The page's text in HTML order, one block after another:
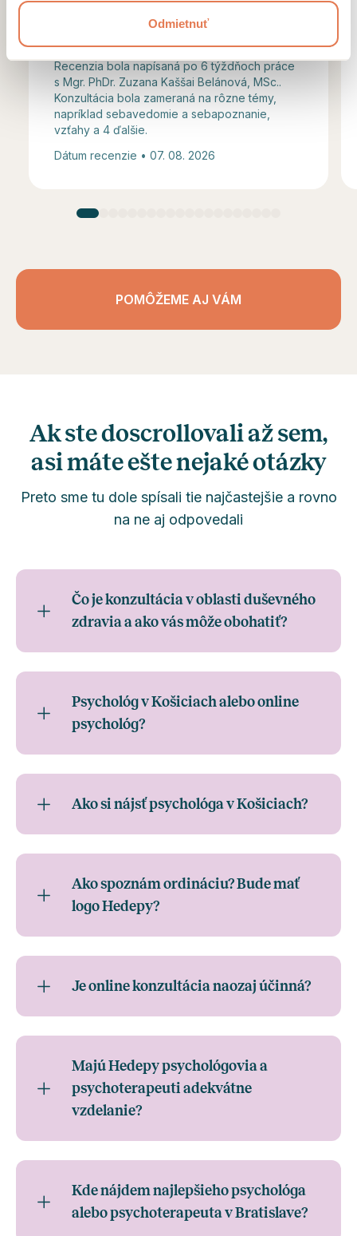
Odmietnuť
Recenzia bola napísaná po 6 týždňoch práce
s Mgr. PhDr. Zuzana Kaššai Belánová, MSc..
Konzultácia bola zameraná na rôzne témy,
napríklad sebavedomie a sebapoznanie,
vzťahy a 4 ďalšie.
Dátum recenzie • 07. 08. 2026
POMÔŽEME AJ VÁM
Ak ste doscrollovali až sem,
asi máte ešte nejaké otázky
Preto sme tu dole spísali tie najčastejšie a rovno
na ne aj odpovedali
Čo je konzultácia v oblasti duševného
zdravia a ako vás môže obohatiť?
Psychológ v Košiciach alebo online
psychológ?
Ako si nájsť psychológa v Košiciach?
Ako spoznám ordináciu? Bude mať
logo Hedepy?
Je online konzultácia naozaj účinná?
Majú Hedepy psychológovia a
psychoterapeuti adekvátne
vzdelanie?
Kde nájdem najlepšieho psychológa
alebo psychoterapeuta v Bratislave?